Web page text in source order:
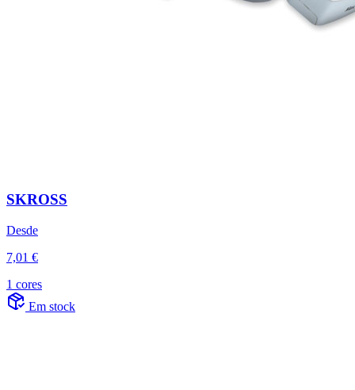
SKROSS
Desde
7,01 €
1 cores
Em stock